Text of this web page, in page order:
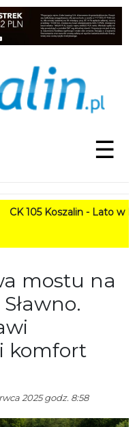
☰
- Lato w Mieście
mostu na
komfort
2025 godz. 8:58